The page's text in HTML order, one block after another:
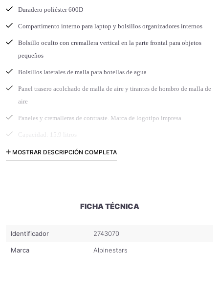
Duradero poliéster 600D
Compartimento interno para laptop y bolsillos organizadores internos
Bolsillo oculto con cremallera vertical en la parte frontal para objetos
pequeños
Bolsillos laterales de malla para botellas de agua
Panel trasero acolchado de malla de aire y tirantes de hombro de malla de
aire
Paneles y cremalleras de contraste. Marca de logotipo impresa
Capacidad: 15.9 litros
100% poliéster
MOSTRAR DESCRIPCIÓN COMPLETA
FICHA TÉCNICA
Identificador 2743070
Marca Alpinestars